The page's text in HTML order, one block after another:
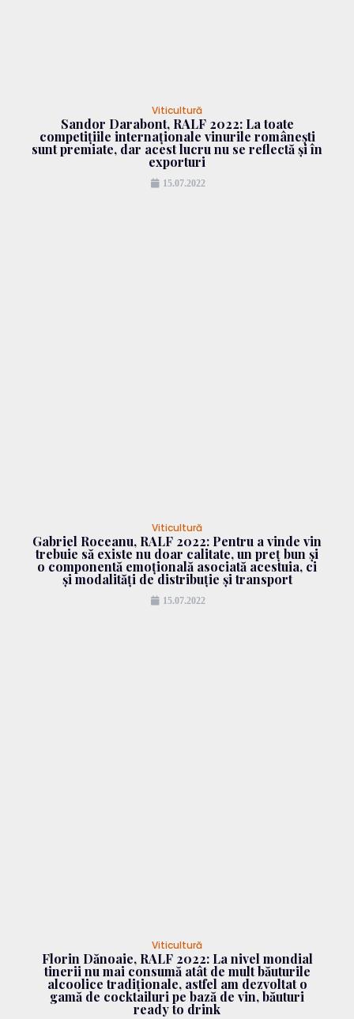
Viticultură
Sandor Darabont, RALF 2022: La toate
competițiile internaționale vinurile românești
sunt premiate, dar acest lucru nu se reflectă și în
exporturi
15.07.2022
Viticultură
Gabriel Roceanu, RALF 2022: Pentru a vinde vin
trebuie să existe nu doar calitate, un preț bun și
o componentă emoțională asociată acestuia, ci
și modalități de distribuție și transport
15.07.2022
Viticultură
Florin Dănoaie, RALF 2022: La nivel mondial
tinerii nu mai consumă atât de mult băuturile
alcoolice tradiționale, astfel am dezvoltat o
gamă de cocktailuri pe bază de vin, băuturi
ready to drink